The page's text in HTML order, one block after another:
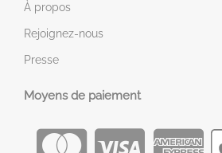
À propos
Rejoignez-nous
Presse
Moyens de paiement